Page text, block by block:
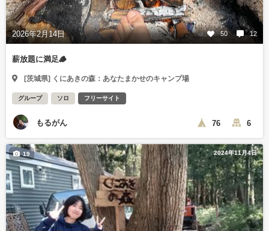
2026年2月14日 50 12
薪放題に満足🪵
[茨城県] くにあきの森：あなたまかせのキャンプ場
グループ ソロ フリーサイト
もるがん 76 6
2024年11月4日
19